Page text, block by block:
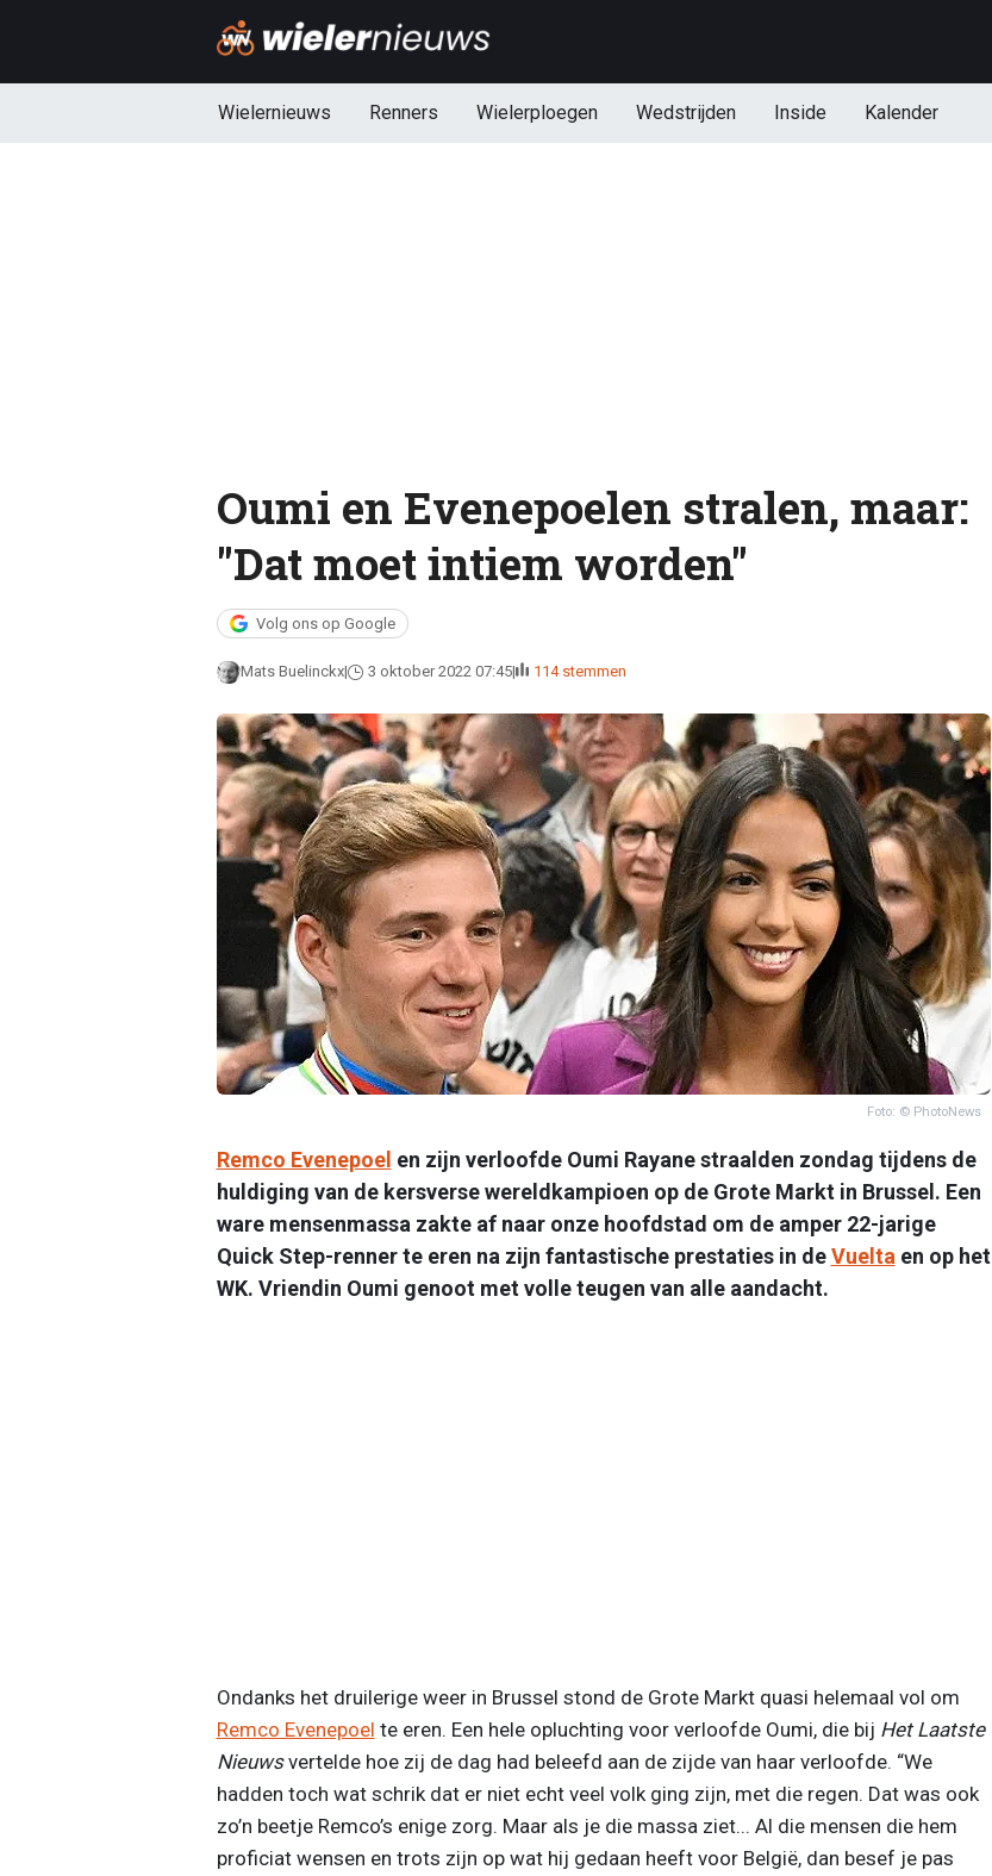
Wielernieuws Renners Wielerploegen Wedstrijden Inside Kalender
Oumi en Evenepoelen stralen, maar:
"Dat moet intiem worden"
Volg ons op Google
Mats Buelinckx 3 oktober 2022 07:45 114 stemmen
Foto: © PhotoNews
Remco Evenepoel en zijn verloofde Oumi Rayane straalden zondag tijdens de
huldiging van de kersverse wereldkampioen op de Grote Markt in Brussel. Een
ware mensenmassa zakte af naar onze hoofdstad om de amper 22-jarige
Quick Step-renner te eren na zijn fantastische prestaties in deVuelta en op het
WK. Vriendin Oumi genoot met volle teugen van alle aandacht.
Ondanks het druilerige weer in Brussel stond de Grote Markt quasi helemaal vol om
Remco Evenepoel te eren. Een hele opluchting voor verloofde Oumi, die bij Het Laatste
Nieuwsvertelde hoe zij de dag had beleefd aan de zijde van haar verloofde. “We
hadden toch wat schrik dat er niet echt veel volk ging zijn, met die regen. Dat was ook
zo’n beetje Remco’s enige zorg. Maar als je die massa ziet... Al die mensen die hem
proficiat wensen en trots zijn op wat hij gedaan heeft voor België, dan besef je pas